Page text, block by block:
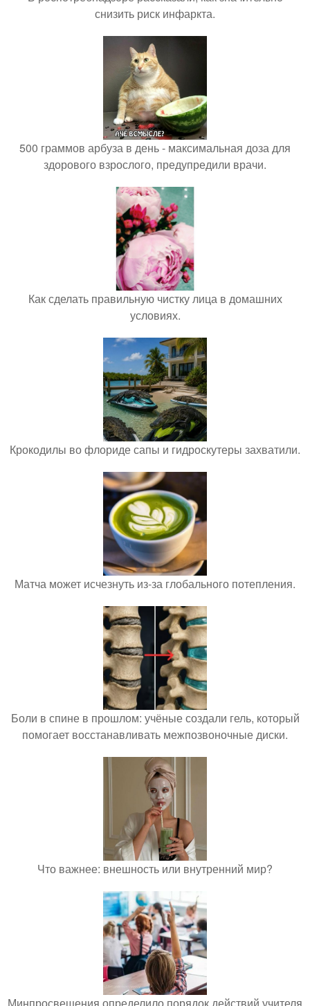
снизить риск инфаркта.
500 граммов арбуза в день - максимальная доза для
здорового взрослого, предупредили врачи.
Как сделать правильную чистку лица в домашних
условиях.
Крокодилы во флориде сапы и гидроскутеры захватили.
Матча может исчезнуть из-за глобального потепления.
Боли в спине в прошлом: учёные создали гель, который
помогает восстанавливать межпозвоночные диски.
Что важнее: внешность или внутренний мир?
Минпросвещения определило порядок действий учителя